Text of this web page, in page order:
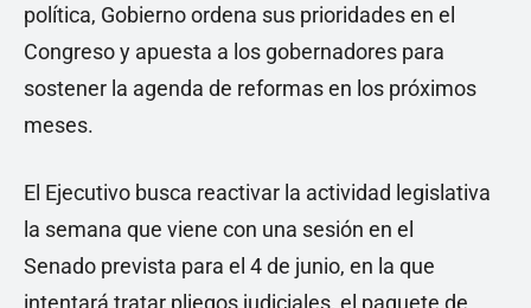
política, Gobierno ordena sus prioridades en el
Congreso y apuesta a los gobernadores para
sostener la agenda de reformas en los próximos
meses.
El Ejecutivo busca reactivar la actividad legislativa
la semana que viene con una sesión en el
Senado prevista para el 4 de junio, en la que
intentará tratar pliegos judiciales, el paquete de